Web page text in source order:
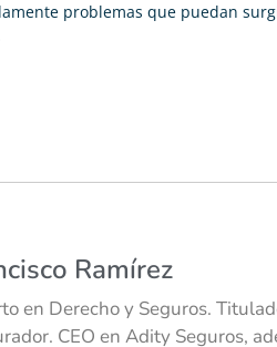
problemas que puedan
Ramírez
en Derecho y Seguros.
CEO en Adity Seguros,